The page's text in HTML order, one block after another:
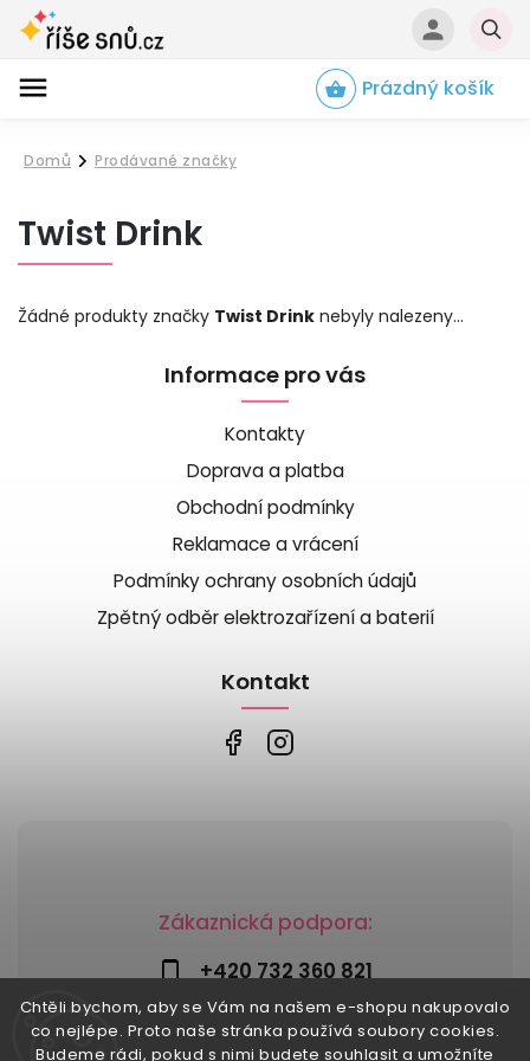
Chtěli bychom, aby se Vám na našem e-shopu nakupovalo
co nejlépe. Proto naše stránka používá soubory cookies.
Budeme rádi, pokud s nimi budete souhlasit a umožníte
Prázdný košík
Domů
/
Prodávané značky
Twist Drink
Žádné produkty značky Twist Drink nebyly nalezeny...
Zákaznická podpora:
+420 732 360 821
info@risesnu.cz
Informace pro vás
Kontakty
Doprava a platba
Obchodní podmínky
Reklamace a vrácení
Podmínky ochrany osobních údajů
Zpětný odběr elektrozařízení a baterií
Kontakt